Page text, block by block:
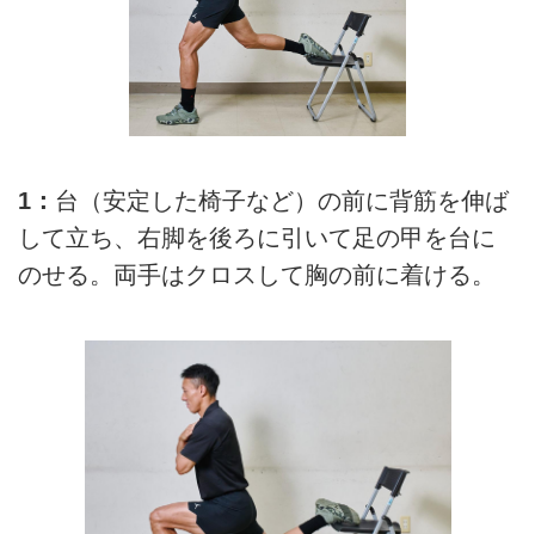
1： 台（安定した椅子など）の前に背筋を伸ば
して立ち、右脚を後ろに引いて足の甲を台に
のせる。両手はクロスして胸の前に着ける。